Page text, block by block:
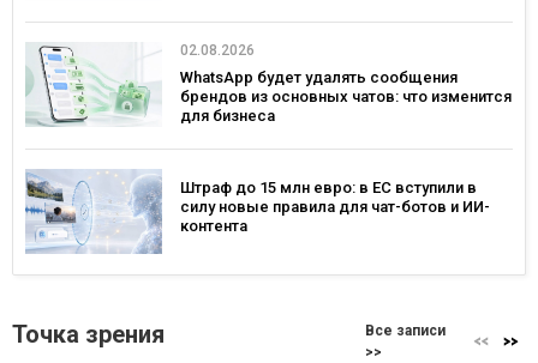
02.08.2026
WhatsApp будет удалять сообщения
брендов из основных чатов: что изменится
для бизнеса
Штраф до 15 млн евро: в ЕС вступили в
силу новые правила для чат-ботов и ИИ-
контента
Точка зрения
Все записи
>>